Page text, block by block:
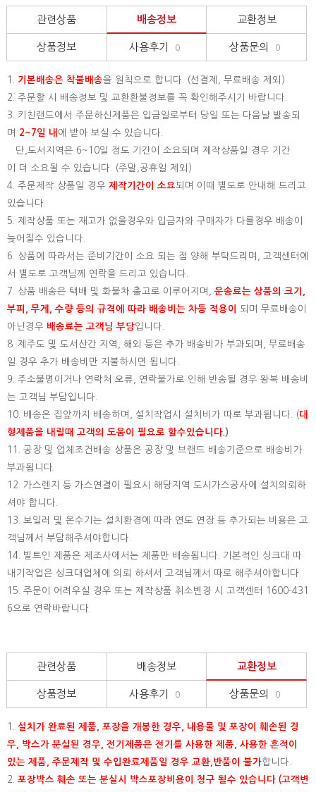
관련상품 배송정보 교환정보
상품정보 사용후기 0 상품문의 0
1. 기본배송은 착불배송을 원칙으로 합니다. (선결제, 무료배송 제외)
2. 주문할 시 배송정보 및 교환환불정보를 꼭 확인해주시기 바랍니다.
3. 키친랜드에서 주문하신제품은 입금일로부터 당일 또는 다음날 발송되
며
2~7일 내 에 받아 보실 수 있습니다.
단,도서지역은 6~10일 정도 기간이 소요되며 제작상품일 경우 기간
이 더 소요될 수 있습니다. (주말,공휴일 제외)
4. 주문제작 상품일 경우 제작기간이 소요되며 이때 별도로 안내해 드리고
있습니다.
5. 제작상품 또는 재고가 없을경우와 입금자와 구매자가 다를경우 배송이
늦어질수 있습니다.
6. 상품에 따라서는 준비기간이 소요 되는 점 양해 부탁드리며, 고객센터에
서 별도로 고객님께 연락을 드리고 있습니다.
7. 상품 배송은 택배 및 화물차 출고로 이루어지며, 운송료는 상품의 크기,
부피, 무게, 수량 등의 규격에 따라 배송비는 차등 적용이
되며 무료배송이
아닌경우 배송료는 고객님 부담입니다.
8. 제주도 및 도서산간 지역, 해외 등은 추가 배송비가 부과되며, 무료배송
일 경우 추가 배송비만 지불하시면 됩니다.
9. 주소불명이거나 연락처 오류, 연락불가로 인해 반송될 경우 왕복 배송비
는 고객님 부담입니다.
10. 배송은 집앞까지 배송하며, 설치작업시 설치비가 따로 부과됩니다. (대
형제품을 내릴때 고객의 도움이 필요로 할수있습니다. )
11. 공장 및 업체조건배송 상품은 공장 및 브랜드 배송기준으로 배송비가
부과됩니다.
12. 가스렌지 등 가스연결이 필요시 해당지역 도시가스공사에 설치의뢰하
셔야 합니다.
13. 보일러 및 온수기는 설치환경에 따라 연도 연장 등 추가되는 비용은 고
객님께서 부담해주셔야합니다.
14. 빌트인 제품은 제조사에서는 제품만 배송됩니다. 기본적인 싱크대 따
내기작업은 싱크대업체에 의뢰 하셔서 고객님께서 따로 해주셔야합니다.
15. 주문이 어려우실 경우 또는 제작상품 취소변경 시 고객센터 1600-431
6으로 연락바랍니다.
관련상품 배송정보 교환정보
상품정보 사용후기 0 상품문의 0
1. 설치가 완료된 제품, 포장을 개봉한 경우, 내용물 및 포장이 훼손된 경
우, 박스가 분실된 경우, 전기제품은 전기를 사용한 제품, 사용한 흔적이
있는 제품, 주문제작 및 수입완료제품일 경우 교환,반품이 불가합니다.
2. 포장박스 훼손 또는 분실시 박스포장비용이 청구 될수 있습니다 (고객변